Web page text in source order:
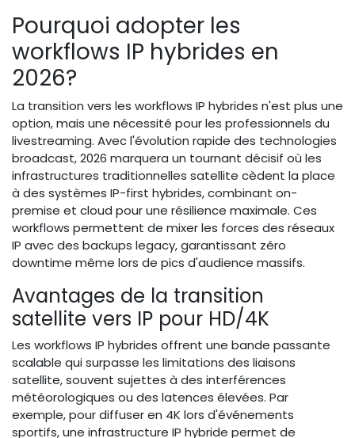
Pourquoi adopter les
workflows IP hybrides en
2026?
La transition vers les workflows IP hybrides n'est plus une
option, mais une nécessité pour les professionnels du
livestreaming. Avec l'évolution rapide des technologies
broadcast, 2026 marquera un tournant décisif où les
infrastructures traditionnelles satellite cèdent la place
à des systèmes IP-first hybrides, combinant on-
premise et cloud pour une résilience maximale. Ces
workflows permettent de mixer les forces des réseaux
IP avec des backups legacy, garantissant zéro
downtime même lors de pics d'audience massifs.
Avantages de la transition
satellite vers IP pour HD/4K
Les workflows IP hybrides offrent une bande passante
scalable qui surpasse les limitations des liaisons
satellite, souvent sujettes à des interférences
météorologiques ou des latences élevées. Par
exemple, pour diffuser en 4K lors d'événements
sportifs, une infrastructure IP hybride permet de